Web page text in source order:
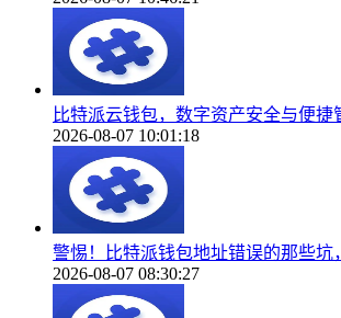
比特派云钱包，数字资产安全与便捷
2026-08-07 10:01:18
警惕！比特派钱包地址错误的那些坑
2026-08-07 08:30:27